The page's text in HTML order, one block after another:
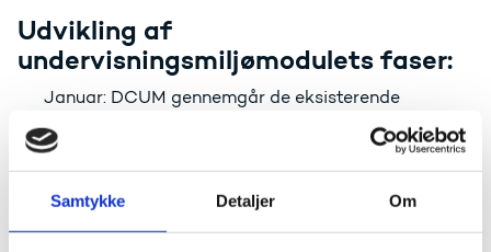
Samtykke Detaljer Om
Udvikling af
undervisningsmiljømodulets faser:
Januar: DCUM gennemgår de eksisterende
Uddannelseszoom. Her fastlægges det, hvilke der
er relevante i forbindelse med kortlægning af
undervisningsmiljøet.
Februar: Alle institutioner inviteres til en
undervisningsmiljø-workshop. Her forelægges det